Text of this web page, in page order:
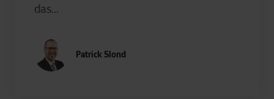
das...
Patrick Slond